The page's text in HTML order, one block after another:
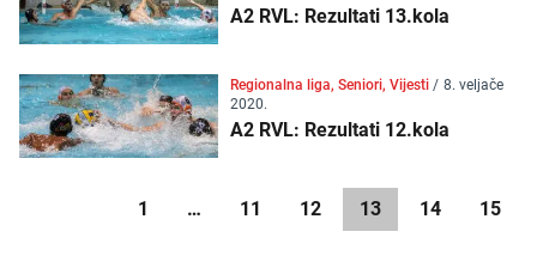
A2 RVL: Rezultati 13.kola
Regionalna liga, Seniori, Vijesti / 8. veljače
2020.
A2 RVL: Rezultati 12.kola
1 … 11 12 13 14 15